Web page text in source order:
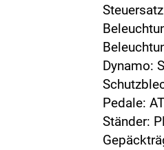
Dynamo:
Pedale:
Ständer: